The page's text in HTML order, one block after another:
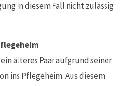
in diesem Fall nicht zulässig
älteres Paar aufgrund seiner
ins Pflegeheim. Aus diesem